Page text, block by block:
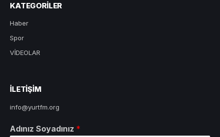
KATEGORILER
Haber
Spor
VİDEOLAR
ILETIŞIM
info@yurtfm.org
Adınız Soyadınız *